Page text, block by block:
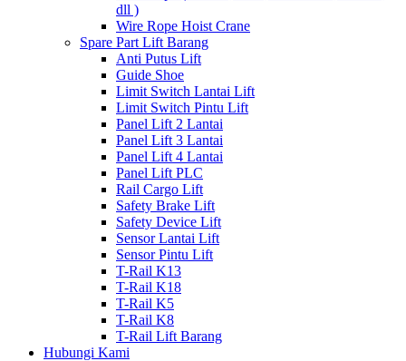
dll )
Wire Rope Hoist Crane
Spare Part Lift Barang
Anti Putus Lift
Guide Shoe
Limit Switch Lantai Lift
Limit Switch Pintu Lift
Panel Lift 2 Lantai
Panel Lift 3 Lantai
Panel Lift 4 Lantai
Panel Lift PLC
Rail Cargo Lift
Safety Brake Lift
Safety Device Lift
Sensor Lantai Lift
Sensor Pintu Lift
T-Rail K13
T-Rail K18
T-Rail K5
T-Rail K8
T-Rail Lift Barang
Hubungi Kami